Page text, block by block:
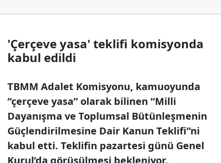
'Çerçeve yasa' teklifi komisyonda
kabul edildi
TBMM Adalet Komisyonu, kamuoyunda
“çerçeve yasa” olarak bilinen “Milli
Dayanışma ve Toplumsal Bütünleşmenin
Güçlendirilmesine Dair Kanun Teklifi”ni
kabul etti. Teklifin pazartesi günü Genel
Kurul’da görüşülmesi bekleniyor.